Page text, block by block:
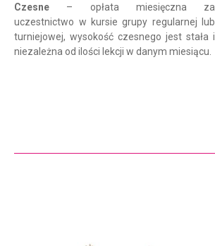
Czesne – opłata miesięczna za
uczestnictwo w kursie grupy regularnej lub
turniejowej, wysokość czesnego jest stała i
niezależna od ilości lekcji w danym miesiącu.